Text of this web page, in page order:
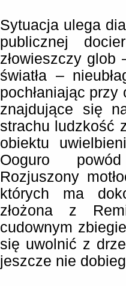
Sytuacja ulega
publicznej
złowieszczy
światła –
pochłaniając
znajdujące się
strachu ludzkość
obiektu
Ooguro
Rozjuszony
których ma
złożona z
cudownym
się uwolnić z
jeszcze nie